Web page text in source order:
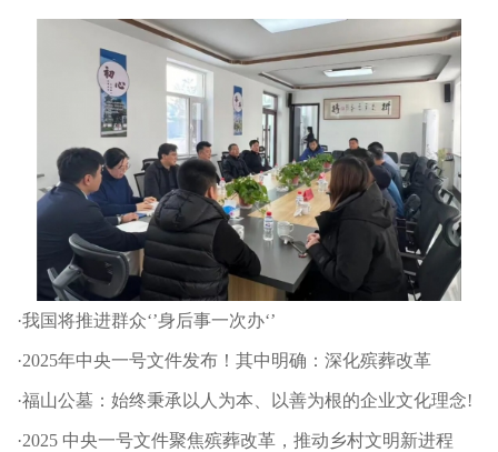
·我国将推进群众‘’身后事一次办‘’
·2025年中央一号文件发布！其中明确：深化殡葬改革
·福山公墓：始终秉承以人为本、以善为根的企业文化理念!
·2025 中央一号文件聚焦殡葬改革，推动乡村文明新进程